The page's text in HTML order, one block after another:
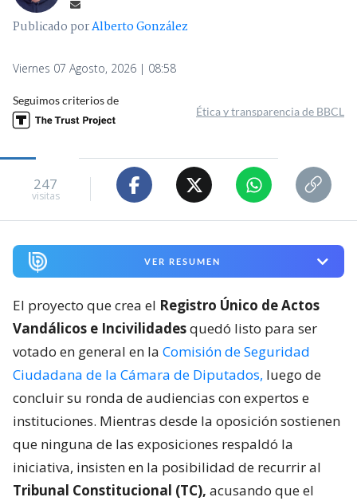
Publicado porAlberto González
Viernes 07 Agosto, 2026 | 08:58
Seguimos criterios de
Ética y transparencia de BBCL
247
visitas
VER RESUMEN
El proyecto que crea el Registro Único de Actos
Vandálicos e Incivilidadesquedó listo para ser
votado en general en la Comisión de Seguridad
Ciudadana de la Cámara de Diputados, luego de
concluir su ronda de audiencias con expertos e
instituciones. Mientras desde la oposición sostienen
que ninguna de las exposiciones respaldó la
iniciativa, insisten en la posibilidad de recurrir al
Tribunal Constitucional (TC), acusando que el